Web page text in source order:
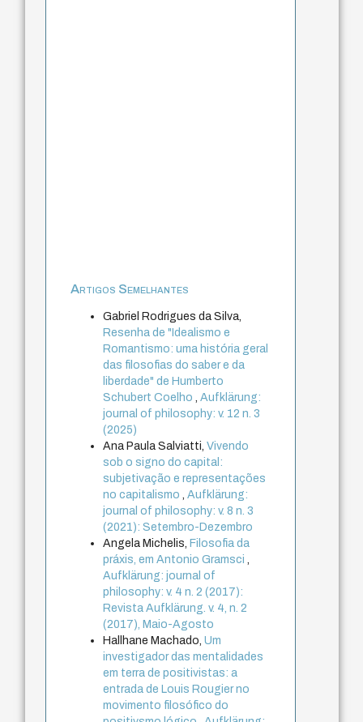
Artigos Semelhantes
Gabriel Rodrigues da Silva,
Resenha de "Idealismo e
Romantismo: uma história geral
das filosofias do saber e da
liberdade" de Humberto
Schubert Coelho,Aufklärung:
journal of philosophy: v. 12 n. 3
(2025)
Ana Paula Salviatti,Vivendo
sob o signo do capital:
subjetivação e representações
no capitalismo,Aufklärung:
journal of philosophy: v. 8 n. 3
(2021): Setembro-Dezembro
Angela Michelis, Filosofia da
práxis, em Antonio Gramsci,
Aufklärung: journal of
philosophy: v. 4 n. 2 (2017):
Revista Aufklärung. v. 4, n. 2
(2017), Maio-Agosto
Hallhane Machado,Um
investigador das mentalidades
em terra de positivistas: a
entrada de Louis Rougier no
movimento filosófico do